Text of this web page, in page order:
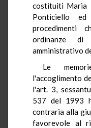
costituiti Maria
Ponticiello
procedimenti
ordinanze di
amministrativo
Le
l'accoglimento
l'art. 3,
537 del 1993
contraria alla
favorevole al